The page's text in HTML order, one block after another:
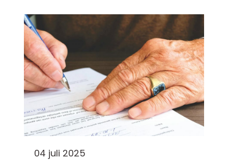
tidløse snitt og en fargepalett som gjør
det...
04 juli 2025